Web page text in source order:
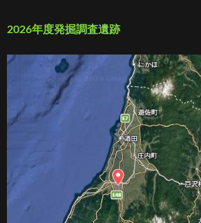
2026年度発掘調査遺跡